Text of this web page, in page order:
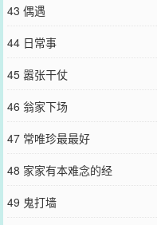
43 偶遇
44 日常事
45 嚣张干仗
46 翁家下场
47 常唯珍最最好
48 家家有本难念的经
49 鬼打墙